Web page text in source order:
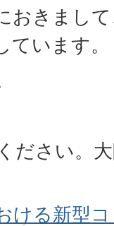
おきまし
ています。
ださい。
ける新型